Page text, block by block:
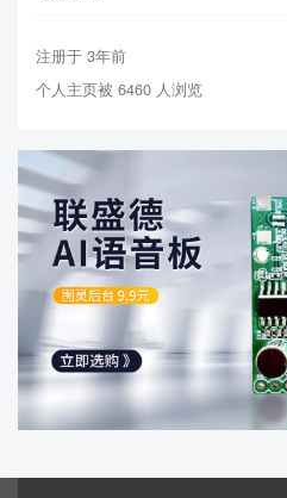
注册于 3年前
个人主页被 6460 人浏览